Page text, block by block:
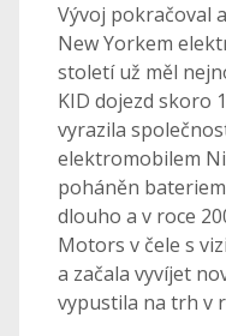
Vývoj pokračoval
New Yorkem
století už měl
KID dojezd skoro
vyrazila
elektromobilem
poháněn
dlouho a v roce
Motors v čele s
a začala vyvíjet
vypustila na trh v